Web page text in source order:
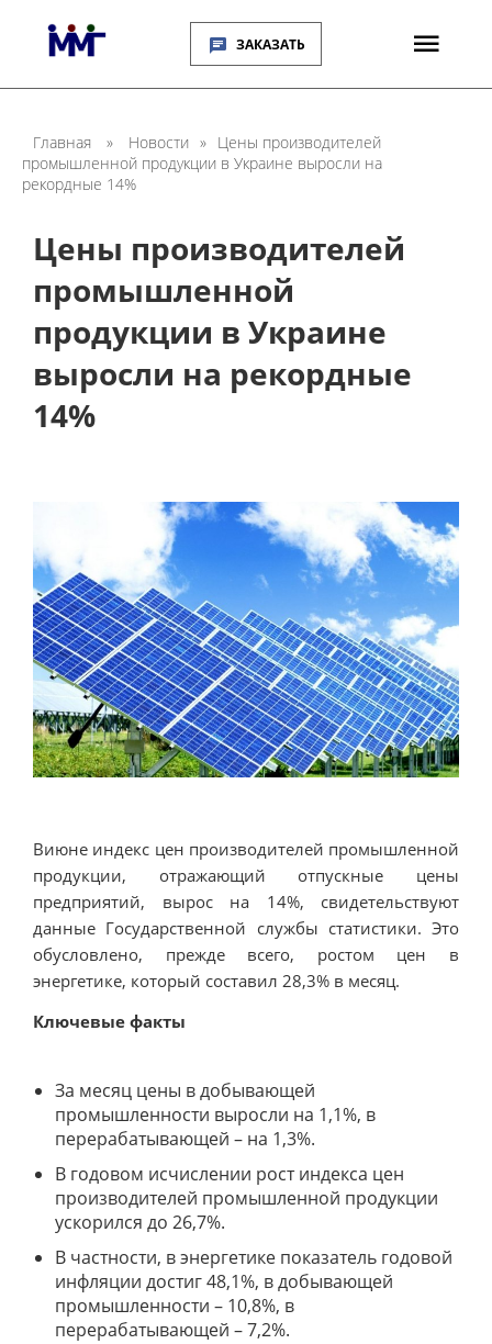
ЗАКАЗАТЬ
Главная » Новости » Цены производителей
промышленной продукции в Украине выросли на
рекордные 14%
Цены производителей
промышленной
продукции в Украине
выросли на рекордные
14%
Виюне индекс цен производителей промышленной
продукции, отражающий отпускные цены
предприятий, вырос на 14%, свидетельствуют
данные Государственной службы статистики. Это
обусловлено, прежде всего, ростом цен в
энергетике, который составил 28,3% в месяц.
Ключевые факты
За месяц цены в добывающей
промышленности выросли на 1,1%, в
перерабатывающей – на 1,3%.
В годовом исчислении рост индекса цен
производителей промышленной продукции
ускорился до 26,7%.
В частности, в энергетике показатель годовой
инфляции достиг 48,1%, в добывающей
промышленности – 10,8%, в
перерабатывающей – 7,2%.